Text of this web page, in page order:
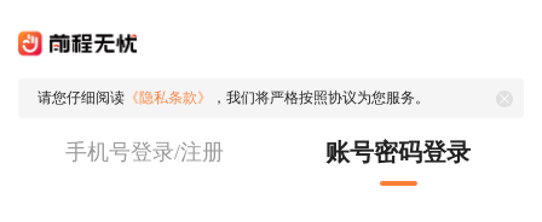
请您仔细阅读 《隐私条款》 ，我们将严格按照协议为您服务。
手机号登录/注册 账号密码登录